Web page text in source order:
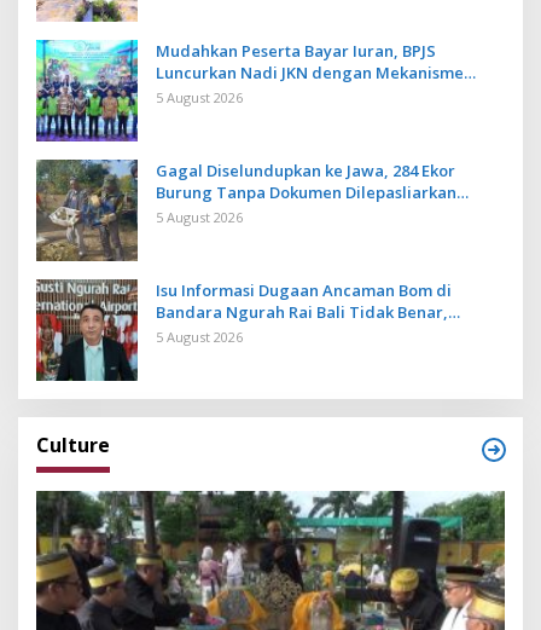
Mudahkan Peserta Bayar Iuran, BPJS
Luncurkan Nadi JKN dengan Mekanisme
Menabung
5 August 2026
Gagal Diselundupkan ke Jawa, 284 Ekor
Burung Tanpa Dokumen Dilepasliarkan
Cegah Ancaman Penyakit
5 August 2026
Isu Informasi Dugaan Ancaman Bom di
Bandara Ngurah Rai Bali Tidak Benar,
Operasional Penerbangan Lancar
5 August 2026
Culture